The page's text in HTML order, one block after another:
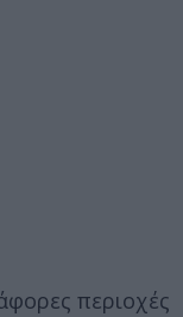
περιοχές